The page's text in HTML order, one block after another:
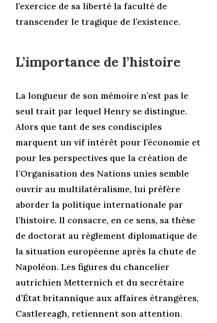
l’exercice de sa liberté la faculté de
transcender le tragique de l’existence.
L’importance de l’histoire
La longueur de son mémoire n’est pas le
seul trait par lequel Henry se distingue.
Alors que tant de ses condisciples
marquent un vif intérêt pour l’économie et
pour les perspectives que la création de
l’Organisation des Nations unies semble
ouvrir au multilatéralisme, lui préfère
aborder la politique internationale par
l’histoire. Il consacre, en ce sens, sa thèse
de doctorat au règlement diplomatique de
la situation européenne après la chute de
Napoléon. Les figures du chancelier
autrichien Metternich et du secrétaire
d’État britannique aux affaires étrangères,
Castlereagh, retiennent son attention.